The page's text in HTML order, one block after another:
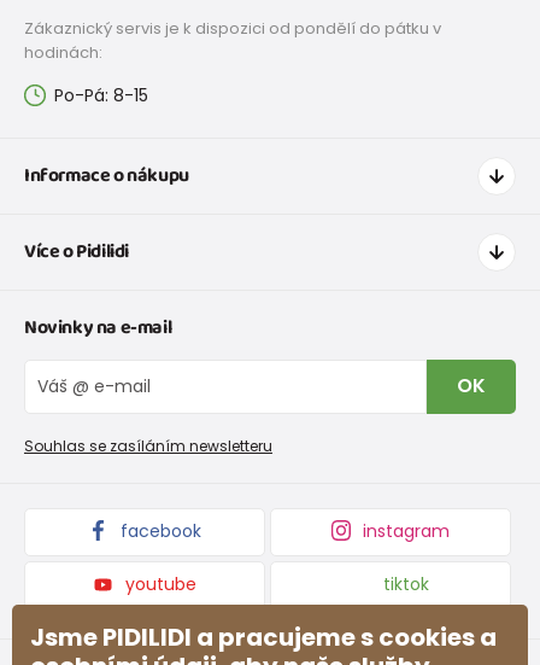
Zákaznický servis je k dispozici od pondělí do pátku v
hodinách:
Po-Pá: 8-15
Informace o nákupu
Doprava a platba
Tabulka velikostí obuvi
Vrácení zboží a reklamace
Reklamační řád
Více o Pidilidi
O nás
Blog
Velkoobchod PiDiLiDi
Affiliate program
Kolekce zboží
Novinky na e-mail
OK
Souhlas se zasíláním newsletteru
facebook instagram
youtube tiktok
Jsme PIDILIDI a pracujeme s cookies a